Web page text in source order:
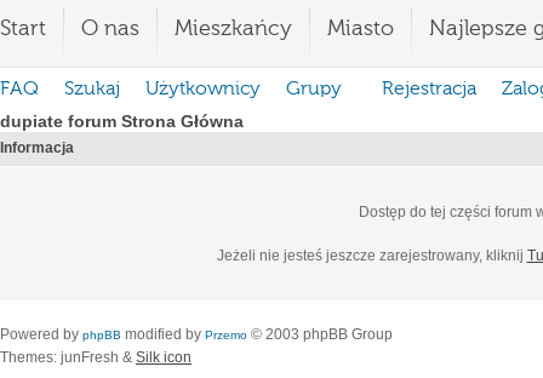
Start O nas Mieszkańcy Miasto Najlepsze
FAQ Szukaj Użytkownicy Grupy Rejestracja
dupiate forum Strona Główna
Informacja
Dostęp do tej części forum
Jeżeli nie jesteś jeszcze zarejestrowany, kliknij
Powered by phpBB modified by Przemo © 2003 phpBB Group
Themes: junFresh & Silk icon